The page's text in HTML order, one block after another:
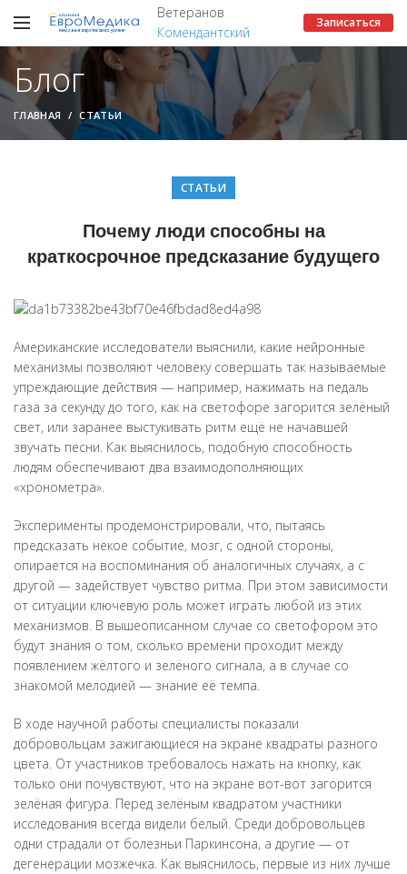
Ветеранов
Комендантский
Записаться
Блог
ГЛАВНАЯ СТАТЬИ
СТАТЬИ
Почему люди способны на
краткосрочное предсказание будущего
Американские исследователи выяснили, какие нейронные
механизмы позволяют человеку совершать так называемые
упреждающие действия — например, нажимать на педаль
газа за секунду до того, как на светофоре загорится зелёный
свет, или заранее выстукивать ритм ещё не начавшей
звучать песни. Как выяснилось, подобную способность
людям обеспечивают два взаимодополняющих
«хронометра».
Эксперименты продемонстрировали, что, пытаясь
предсказать некое событие, мозг, с одной стороны,
опирается на воспоминания об аналогичных случаях, а с
другой — задействует чувство ритма. При этом зависимости
от ситуации ключевую роль может играть любой из этих
механизмов. В вышеописанном случае со светофором это
будут знания о том, сколько времени проходит между
появлением жёлтого и зелёного сигнала, а в случае со
знакомой мелодией — знание её темпа.
В ходе научной работы специалисты показали
добровольцам зажигающиеся на экране квадраты разного
цвета. От участников требовалось нажать на кнопку, как
только они почувствуют, что на экране вот-вот загорится
зелёная фигура. Перед зелёным квадратом участники
исследования всегда видели белый. Среди добровольцев
одни страдали от болезньи Паркинсона, а другие — от
дегенерации мозжечка. Как выяснилось, первые из них лучше